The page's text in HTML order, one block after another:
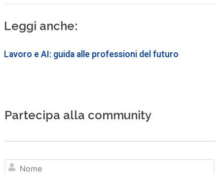
Leggi anche:
Lavoro e AI: guida alle professioni del futuro
Partecipa alla community